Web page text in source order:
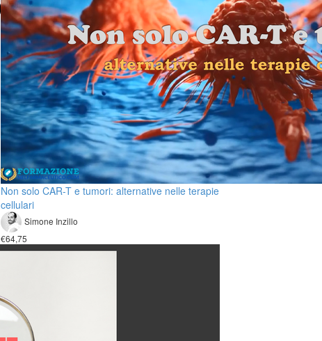
Non solo CAR-T e tumori: alternative nelle terapie
cellulari
Simone Inzillo
€64,75